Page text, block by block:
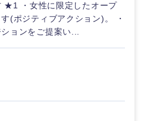
★1 ・女性に限定したオープ
(ポジティブアクション)。 ・
ョンをご提案い...